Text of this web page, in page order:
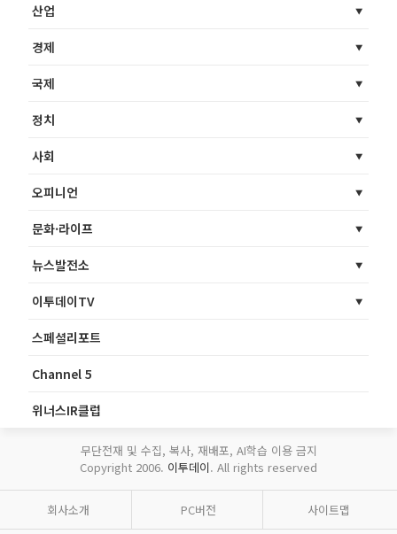
산업
경제
국제
정치
사회
오피니언
문화·라이프
뉴스발전소
이투데이TV
스페셜리포트
Channel 5
위너스IR클럽
무단전재 및 수집, 복사, 재배포, AI학습 이용 금지
Copyright 2006. 이투데이. All rights reserved
회사소개 PC버전 사이트맵